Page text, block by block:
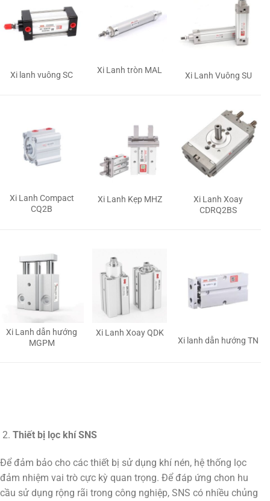
Xi lanh vuông SC Xi Lanh tròn MAL
Xi Lanh Vuông SU
Xi Lanh Compact
CQ2B
Xi Lanh Kẹp MHZ
Xi Lanh Xoay
CDRQ2BS
Xi Lanh dẫn hướng
MGPM
Xi Lanh Xoay QDK
Xi lanh dẫn hướng TN
Thiết bị lọc khí SNS
Để đảm bảo cho các thiết bị sử dụng khí nén, hệ thống lọc
đảm nhiệm vai trò cực kỳ quan trọng. Để đáp ứng chon hu
cầu sử dụng rộng rãi trong công nghiệp, SNS có nhiều chủng